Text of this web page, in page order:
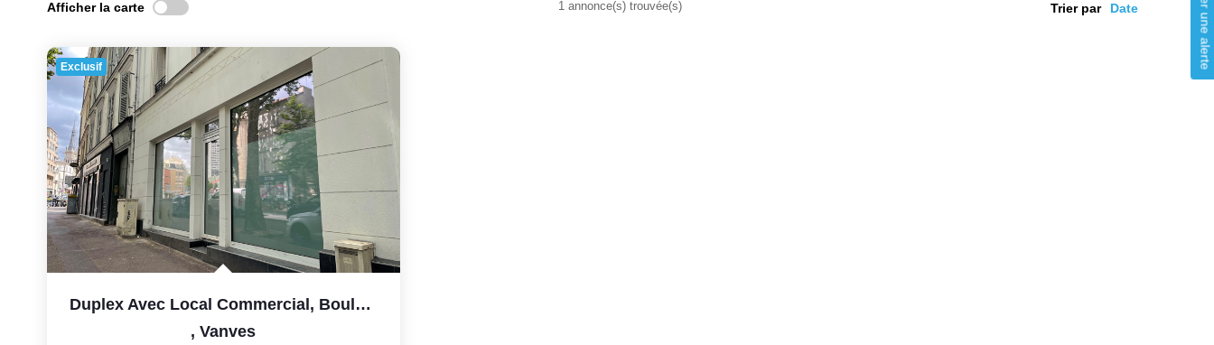
Créer une alerte
Afficher la carte 1 annonce(s) trouvée(s) Trier par
Exclusif
Duplex Avec Local Commercial, Boulevard Du Lycée À Vanves...
,Vanves